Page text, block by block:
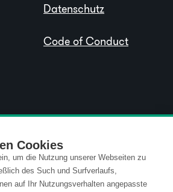
Cookies
um die Nutzung unserer Webseiten zu
des Such und Surfverlaufs,
auf Ihr Nutzungsverhalten angepasste
Datenschutz
Code of Conduct